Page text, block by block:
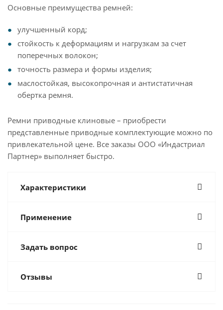
Основные преимущества ремней:
улучшенный корд;
стойкость к деформациям и нагрузкам за счет
поперечных волокон;
точность размера и формы изделия;
маслостойкая, высокопрочная и антистатичная
обертка ремня.
Ремни приводные клиновые – приобрести
представленные приводные комплектующие можно по
привлекательной цене. Все заказы ООО «Индастриал
Партнер» выполняет быстро.
Характеристики
Применение
Задать вопрос
Отзывы